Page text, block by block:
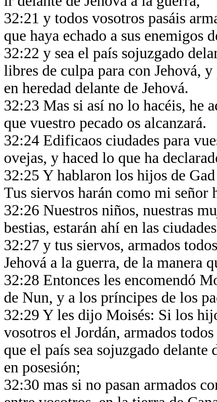
32:21 y todos vosotros pasáis
que haya echado a sus enemigos
32:22 y sea el país sojuzgado
libres de culpa para con Jehová,
en heredad delante de Jehová.
32:23 Mas si así no lo hacéis, he
que vuestro pecado os alcanzará.
32:24 Edificaos ciudades para
ovejas, y haced lo que ha
32:25 Y hablaron los hijos de
Tus siervos harán como mi señor
32:26 Nuestros niños, nuestras
bestias, estarán ahí en las
32:27 y tus siervos, armados
Jehová a la guerra, de la manera
32:28 Entonces les encomendó
de Nun, y a los príncipes de los
32:29 Y les dijo Moisés: Si los
vosotros el Jordán, armados
que el país sea sojuzgado
en posesión;
32:30 mas si no pasan armados